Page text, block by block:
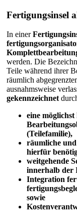
Fertigungsinsel
In einer
werden. Die
Teile während ihrer
räumlich
ausnahmsweise
gekennzeichnet
eine
(Teilefamilie),
räumliche
hierfür
weitgehende
innerhalb der
Integration
sowie